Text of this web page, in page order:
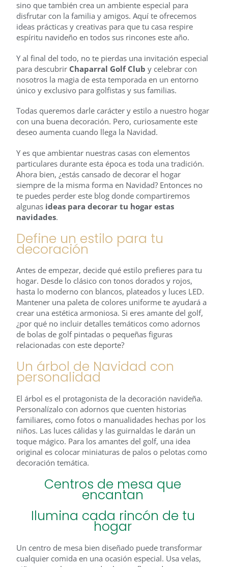
sino que también crea un ambiente especial para
disfrutar con la familia y amigos. Aquí te ofrecemos
ideas prácticas y creativas para que tu casa respire
espíritu navideño en todos sus rincones este año.
Y al final del todo, no te pierdas una invitación especial
para descubrir Chaparral Golf Club y celebrar con
nosotros la magia de esta temporada en un entorno
único y exclusivo para golfistas y sus familias.
Todas queremos darle carácter y estilo a nuestro hogar
con una buena decoración. Pero, curiosamente este
deseo aumenta cuando llega la Navidad.
Y es que ambientar nuestras casas con elementos
particulares durante esta época es toda una tradición.
Ahora bien, ¿estás cansado de decorar el hogar
siempre de la misma forma en Navidad? Entonces no
te puedes perder este blog donde compartiremos
algunas ideas para decorar tu hogar estas
navidades.
Define un estilo para tu
decoración
Antes de empezar, decide qué estilo prefieres para tu
hogar. Desde lo clásico con tonos dorados y rojos,
hasta lo moderno con blancos, plateados y luces LED.
Mantener una paleta de colores uniforme te ayudará a
crear una estética armoniosa. Si eres amante del golf,
¿por qué no incluir detalles temáticos como adornos
de bolas de golf pintadas o pequeñas figuras
relacionadas con este deporte?
Un árbol de Navidad con
personalidad
El árbol es el protagonista de la decoración navideña.
Personalízalo con adornos que cuenten historias
familiares, como fotos o manualidades hechas por los
niños. Las luces cálidas y las guirnaldas le darán un
toque mágico. Para los amantes del golf, una idea
original es colocar miniaturas de palos o pelotas como
decoración temática.
Centros de mesa que
encantan
Ilumina cada rincón de tu
hogar
Un centro de mesa bien diseñado puede transformar
cualquier comida en una ocasión especial. Usa velas,